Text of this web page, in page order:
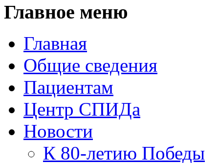
Главное меню
Главная
Общие сведения
Пациентам
Центр СПИДа
Новости
К 80-летию Победы